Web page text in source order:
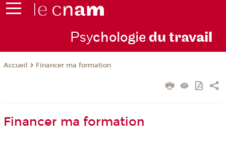
Psychologie du travail
Accueil Financer ma formation
Financer ma formation